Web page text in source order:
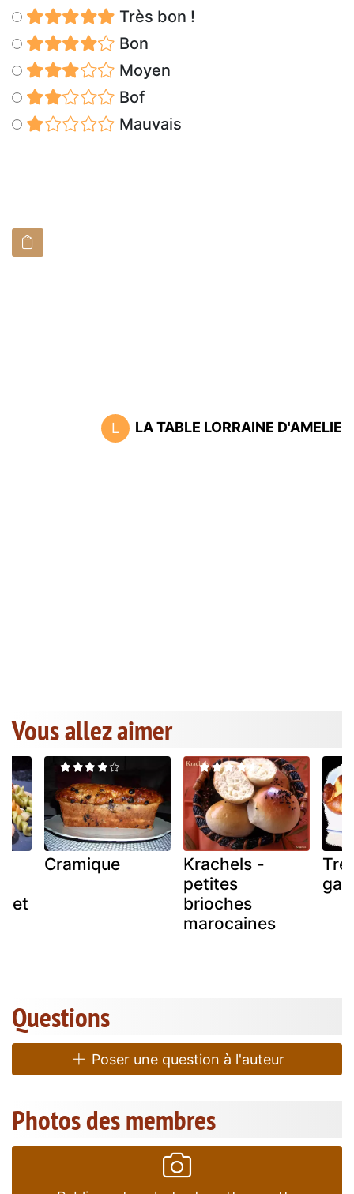
Très bon !
Bon
Moyen
Bof
Mauvais
L LA TABLE LORRAINE D'AMELIE
Vous allez aimer
et
Cramique
Krachels -
petites
brioches
marocaines
Questions
Poser une question à l'auteur
Photos des membres